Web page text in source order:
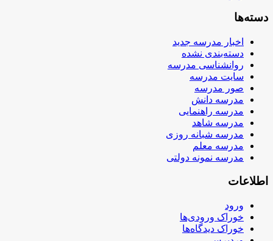
دسته‌ها
اخبار مدرسه جدید
دسته‌بندی نشده
روانشناسی مدرسه
سایت مدرسه
صور مدرسه
مدرسه دانش
مدرسه راهنمایی
مدرسه شاهد
مدرسه شبانه روزی
مدرسه معلم
مدرسه نمونه دولتی
اطلاعات
ورود
خوراک ورودی‌ها
خوراک دیدگاه‌ها